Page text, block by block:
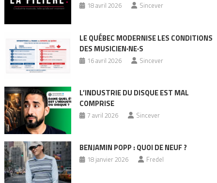
18 avril 2026 Sincever
LE QUÉBEC MODERNISE LES CONDITIONS
DES MUSICIEN·NE·S
16 avril 2026 Sincever
L’INDUSTRIE DU DISQUE EST MAL
COMPRISE
7 avril 2026 Sincever
BENJAMIN POPP : QUOI DE NEUF ?
18 janvier 2026 Fredel